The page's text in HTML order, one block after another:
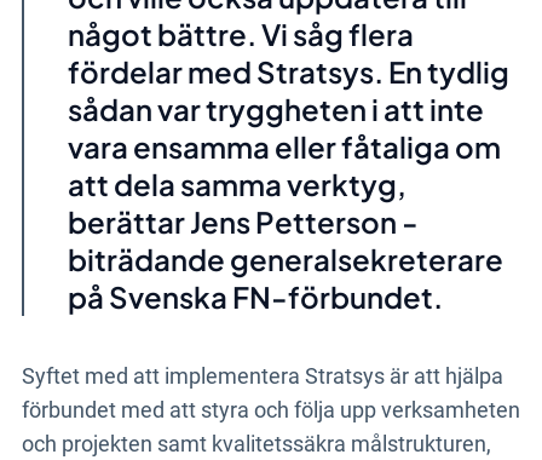
något bättre. Vi såg flera
fördelar med Stratsys. En tydlig
sådan var tryggheten i att inte
vara ensamma eller fåtaliga om
att dela samma verktyg,
berättar Jens Petterson -
biträdande generalsekreterare
på Svenska FN-förbundet.
Syftet med att implementera Stratsys är att hjälpa
förbundet med att styra och följa upp verksamheten
och projekten samt kvalitetssäkra målstrukturen,